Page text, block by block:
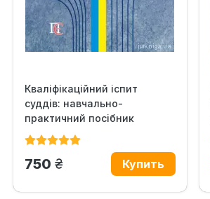
Кваліфікаційний іспит
суддів: навчально-
практичний посібник
750 грн.